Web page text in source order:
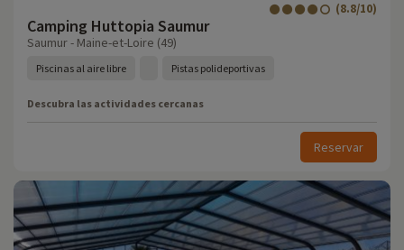
Camping Huttopia Saumur
(8.8/10)
Saumur - Maine-et-Loire (49)
Piscinas al aire libre Pistas polideportivas
Descubra las actividades cercanas
Reservar